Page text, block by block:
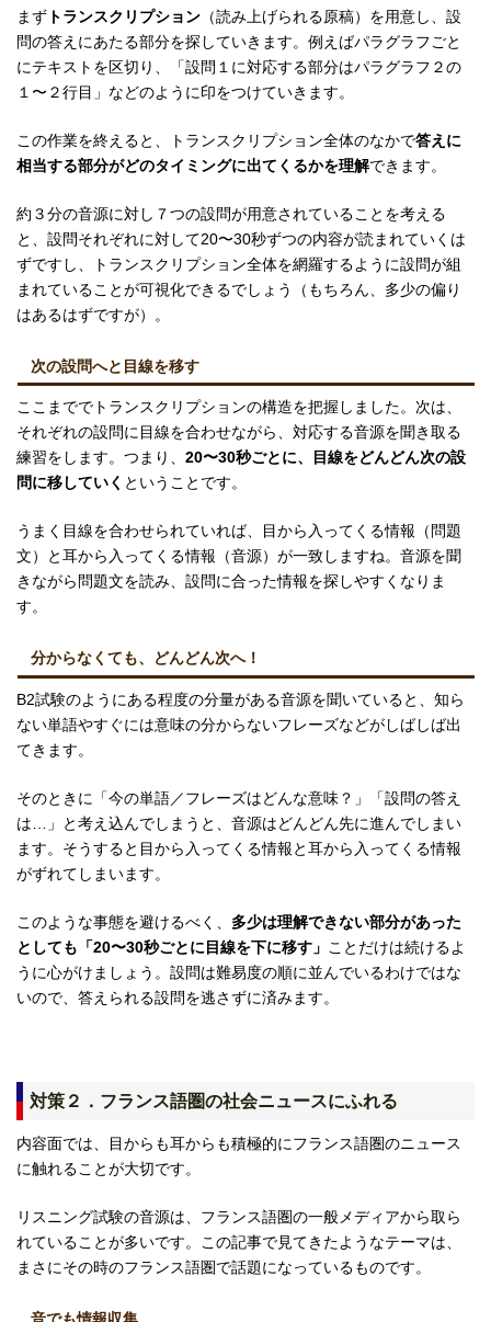
まず トランスクリプション （読み上げられる原稿）を用意し、設
問の答えにあたる部分を探していきます。例えばパラグラフごと
にテキストを区切り、「設問１に対応する部分はパラグラフ２の
１〜２行目」などのように印をつけていきます。
この作業を終えると、トランスクリプション全体のなかで答えに
相当する部分がどのタイミングに出てくるかを理解できます。
約３分の音源に対し７つの設問が用意されていることを考える
と、設問それぞれに対して20〜30秒ずつの内容が読まれていくは
ずですし、トランスクリプション全体を網羅するように設問が組
まれていることが可視化できるでしょう（もちろん、多少の偏り
はあるはずですが）。
次の設問へと目線を移す
ここまででトランスクリプションの構造を把握しました。次は、
それぞれの設問に目線を合わせながら、対応する音源を聞き取る
練習をします。つまり、 20〜30秒ごとに、目線をどんどん次の設
問に移していく ということです。
うまく目線を合わせられていれば、目から入ってくる情報（問題
文）と耳から入ってくる情報（音源）が一致しますね。音源を聞
きながら問題文を読み、設問に合った情報を探しやすくなりま
す。
分からなくても、どんどん次へ！
B2試験のようにある程度の分量がある音源を聞いていると、知ら
ない単語やすぐには意味の分からないフレーズなどがしばしば出
てきます。
そのときに「今の単語／フレーズはどんな意味？」「設問の答え
は…」と考え込んでしまうと、音源はどんどん先に進んでしまい
ます。そうすると目から入ってくる情報と耳から入ってくる情報
がずれてしまいます。
このような事態を避けるべく、 多少は理解できない部分があった
としても「20〜30秒ごとに目線を下に移す」 ことだけは続けるよ
うに心がけましょう。設問は難易度の順に並んでいるわけではな
いので、答えられる設問を逃さずに済みます。
対策２．フランス語圏の社会ニュースにふれる
内容面では、目からも耳からも積極的にフランス語圏のニュース
に触れることが大切です。
リスニング試験の音源は、フランス語圏の一般メディアから取ら
れていることが多いです。この記事で見てきたようなテーマは、
まさにその時のフランス語圏で話題になっているものです。